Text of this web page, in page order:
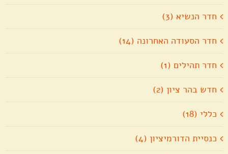
חדר הנשיא (3)
חדר הסעודה האחרונה (14)
חדר תהילים (1)
חדש בהר ציון (2)
כללי (18)
כנסיית הדורמיציון (4)